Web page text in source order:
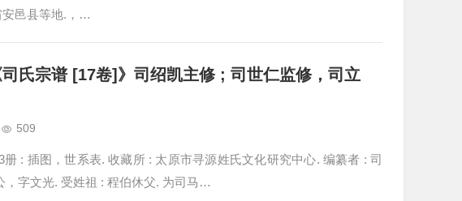
安邑县等地.，…
氏宗谱 [17卷]》司绍凯主修 ; 司世仁监修，司立
509
: 插图，世系表. 收藏所 : 太原市寻源姓氏文化研究中心. 编纂者 : 司
，字文光. 受姓祖 : 程伯休父. 为司马…